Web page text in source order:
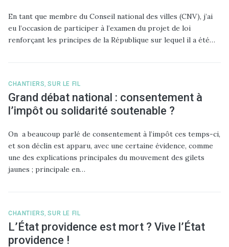
En tant que membre du Conseil national des villes (CNV), j’ai
eu l’occasion de participer à l’examen du projet de loi
renforçant les principes de la République sur lequel il a été…
CHANTIERS ,SUR LE FIL
Grand débat national : consentement à
l’impôt ou solidarité soutenable ?
On a beaucoup parlé de consentement à l’impôt ces temps-ci,
et son déclin est apparu, avec une certaine évidence, comme
une des explications principales du mouvement des gilets
jaunes ; principale en…
CHANTIERS ,SUR LE FIL
L’État providence est mort ? Vive l’État
providence !